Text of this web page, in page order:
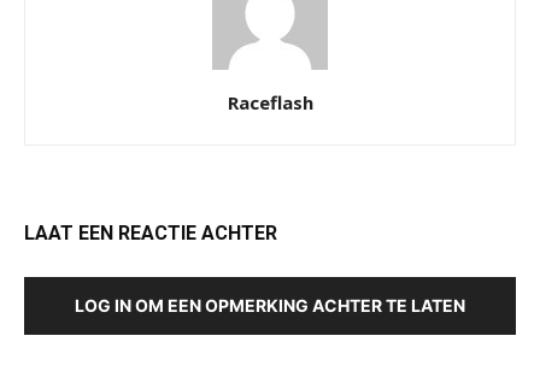
Raceflash
LAAT EEN REACTIE ACHTER
LOG IN OM EEN OPMERKING ACHTER TE LATEN